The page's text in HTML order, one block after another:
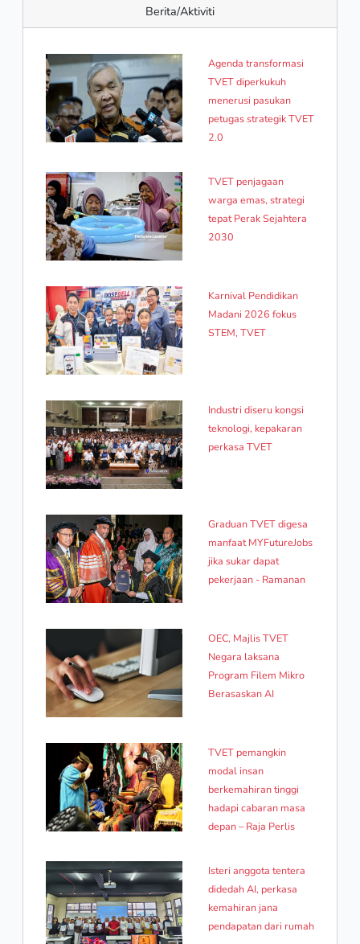
Berita/Aktiviti
Agenda transformasi
TVET diperkukuh
menerusi pasukan
petugas strategik TVET
2.0
TVET penjagaan
warga emas, strategi
tepat Perak Sejahtera
2030
Karnival Pendidikan
Madani 2026 fokus
STEM, TVET
Industri diseru kongsi
teknologi, kepakaran
perkasa TVET
Graduan TVET digesa
manfaat MYFutureJobs
jika sukar dapat
pekerjaan - Ramanan
OEC, Majlis TVET
Negara laksana
Program Filem Mikro
Berasaskan AI
TVET pemangkin
modal insan
berkemahiran tinggi
hadapi cabaran masa
depan – Raja Perlis
Isteri anggota tentera
didedah AI, perkasa
kemahiran jana
pendapatan dari rumah